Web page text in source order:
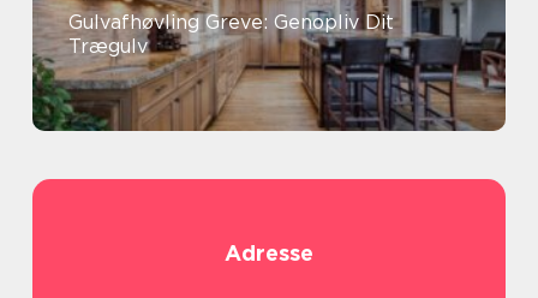
Gulvafhøvling Greve: Genopliv Dit
Trægulv
Adresse